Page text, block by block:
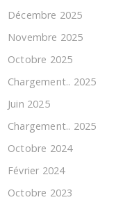
Décembre 2025
Novembre 2025
Octobre 2025
Chargement.. 2025
Juin 2025
Chargement.. 2025
Octobre 2024
Février 2024
Octobre 2023